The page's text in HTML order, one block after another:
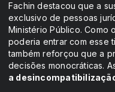
Fachin destacou que a
exclusivo de pessoas
Ministério Público. Como
poderia entrar com esse
também reforçou que a
decisões monocráticas.
a